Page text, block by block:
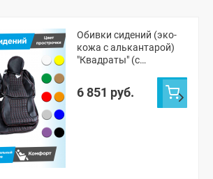
Обивки сидений (эко-
кожа с алькантарой)
"Квадраты" (с
Лада Нива 4х4 3д (ВАЗ
21214) (с 2020 г.)
6 851 руб.